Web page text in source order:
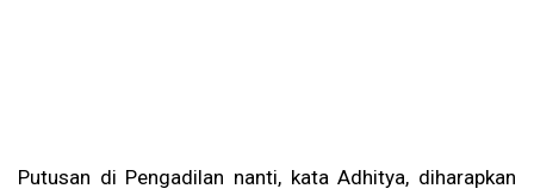
Putusan di Pengadilan nanti, kata Adhitya, diharapkan